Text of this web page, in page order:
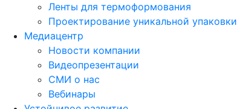
Ленты для термоформования
Проектирование уникальной упаковки
Медиацентр
Новости компании
Видеопрезентации
СМИ о нас
Вебинары